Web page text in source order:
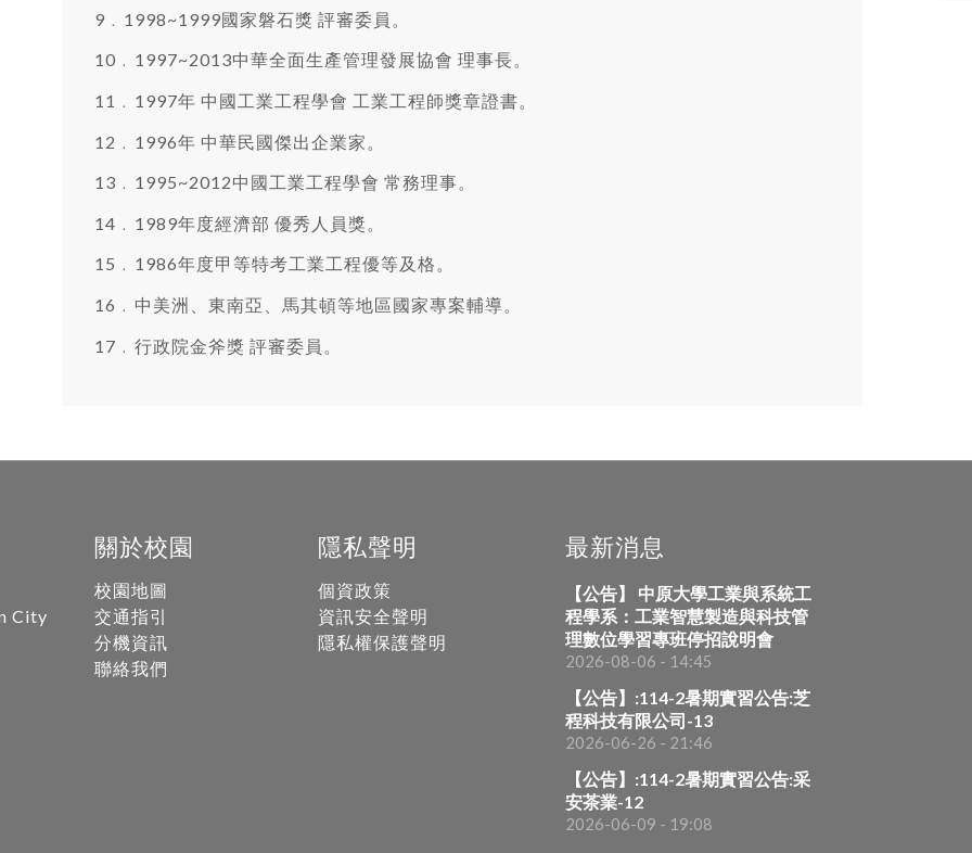
9﹒1998~1999國家磐石獎 評審委員。
10﹒1997~2013中華全面生產管理發展協會 理事長。
11﹒1997年 中國工業工程學會 工業工程師獎章證書。
12﹒1996年 中華民國傑出企業家。
13﹒1995~2012中國工業工程學會 常務理事。
14﹒1989年度經濟部 優秀人員獎。
15﹒1986年度甲等特考工業工程優等及格。
16﹒中美洲、東南亞、馬其頓等地區國家專案輔導。
17﹒行政院金斧獎 評審委員。
City
關於校園
校園地圖
交通指引
分機資訊
聯絡我們
隱私聲明
個資政策
資訊安全聲明
隱私權保護聲明
最新消息
【公告】 中原大學工業與系統工
程學系：工業智慧製造與科技管
理數位學習專班停招說明會
2026-08-06 - 14:45
【公告】:114-2暑期實習公告:芝
程科技有限公司-13
2026-06-26 - 21:46
【公告】:114-2暑期實習公告:采
安茶業-12
2026-06-09 - 19:08